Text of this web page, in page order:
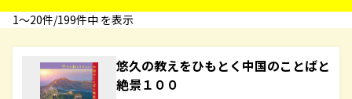
1〜20件/199件中 を表示
悠久の教えをひもとく中国のことばと
絶景１００